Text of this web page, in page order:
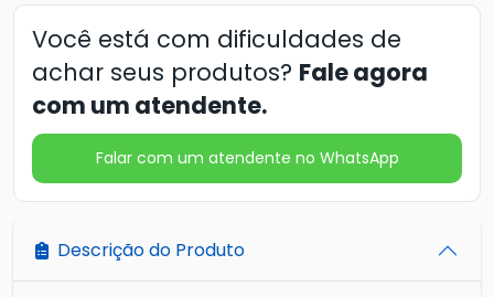
Você está com dificuldades de
achar seus produtos? Fale agora
com um atendente.
Falar com um atendente no WhatsApp
Descrição do Produto